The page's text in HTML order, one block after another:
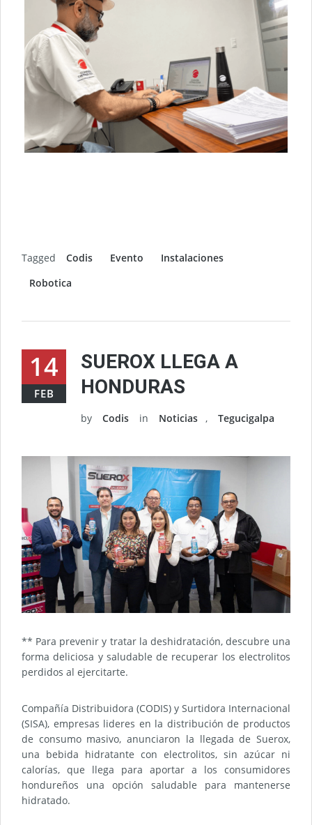
Tagged Codis Evento
Instalaciones
Robotica
14
FEB
SUEROX LLEGA A
HONDURAS
by Codis in Noticias , Tegucigalpa
** Para prevenir y tratar la deshidratación, descubre una
forma deliciosa y saludable de recuperar los electrolitos
perdidos al ejercitarte.
Compañía Distribuidora (CODIS) y Surtidora Internacional
(SISA), empresas lideres en la distribución de productos
de consumo masivo, anunciaron la llegada de Suerox,
una bebida hidratante con electrolitos, sin azúcar ni
calorías, que llega para aportar a los consumidores
hondureños una opción saludable para mantenerse
hidratado.